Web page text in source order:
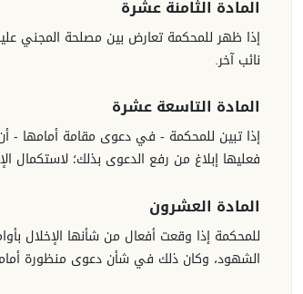
المادة الثامنة عشرة
إذا ظهر للمحكمة تعارض بين مصلحة المجني
نائب آخر.
المادة التاسعة عشرة
إذا تبين للمحكمة - في دعوى مقامة أمامها -
فعليها إبلاغ من رفع الدعوى بذلك؛ لاستكمال
المادة العشرون
للمحكمة إذا وقعت أفعال من شأنها الإخلال
الشهود، وكان ذلك في شأن دعوى منظورة